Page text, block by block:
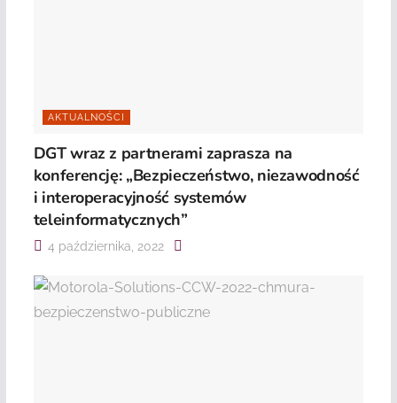
AKTUALNOŚCI
DGT wraz z partnerami zaprasza na
konferencję: „Bezpieczeństwo, niezawodność
i interoperacyjność systemów
teleinformatycznych”
4 października, 2022